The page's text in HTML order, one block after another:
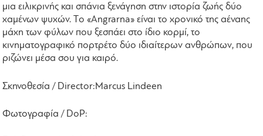
μια ειλικρινής και σπάνια ξενάγηση στην ιστορία ζωής δύο
χαμένων ψυχών.
Tο «Angrarna» είναι το χρονικό της αέναης
μάχη των φύλων που ξεσπάει στο ίδιο κορμί, το
κινηματογραφικό πορτρέτο δύο ιδιαίτερων ανθρώπων, που
ριζώνει μέσα σου για καιρό.
Σκηνοθεσία / Director:Marcus Lindeen
Φωτογραφία / DoP: